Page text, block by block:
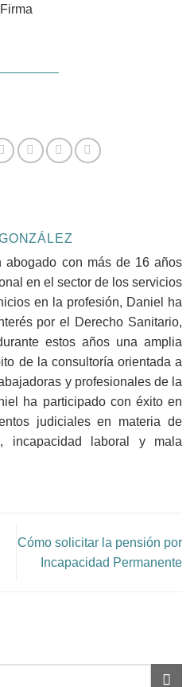
Firma
abogado con más de 16 años
en el sector de los servicios
en la profesión, Daniel ha
por el Derecho Sanitario,
estos años una amplia
de la consultoría orientada a
y profesionales de la
ha participado con éxito en
judiciales en materia de
incapacidad laboral y mala
Cómo solicitar la pensión por
Incapacidad Permanente